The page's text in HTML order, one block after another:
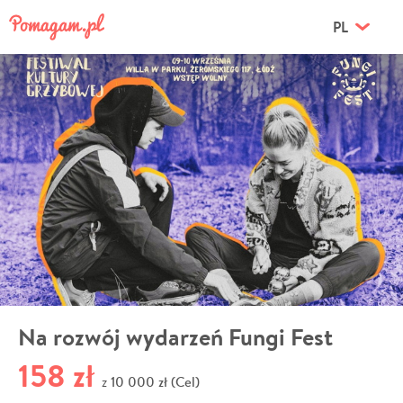
PL
Na rozwój wydarzeń Fungi Fest
158 zł z 10 000 zł (Cel)